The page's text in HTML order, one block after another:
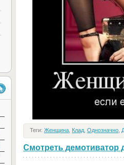
Теги: Женщина Клад Однозначно
Смотреть демотиватор